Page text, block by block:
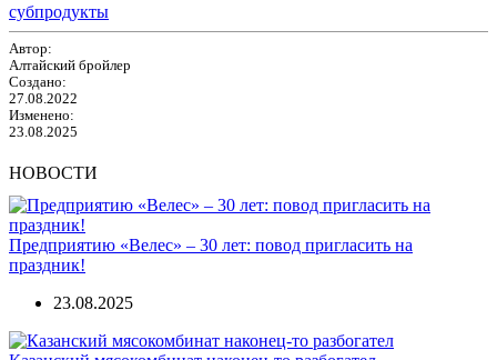
субпродукты
Автор:
Алтайский бройлер
Создано:
27.08.2022
Изменено:
23.08.2025
НОВОСТИ
Предприятию «Велес» – 30 лет: повод пригласить на
праздник!
23.08.2025